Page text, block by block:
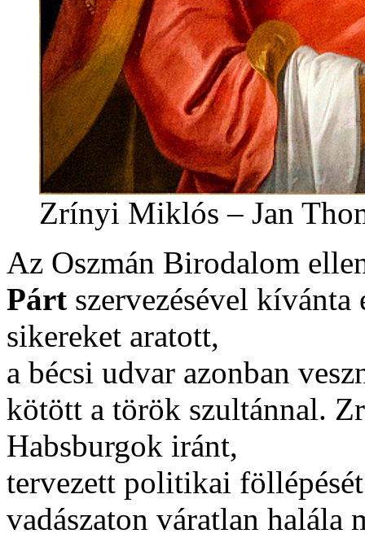
Zrínyi Miklós – Jan
Az Oszmán Birodalom
Párt szervezésével
sikereket aratott,
a bécsi udvar azonban
kötött a török szultánnal.
Habsburgok iránt,
tervezett politikai
vadászaton váratlan halála